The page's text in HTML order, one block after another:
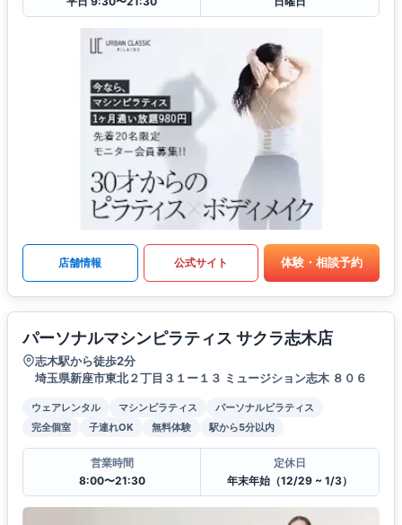
店舗情報 公式サイト 体験・相談予約
パーソナルマシンピラティス サクラ志木店
志木駅から徒歩2分
埼玉県新座市東北２丁目３１ー１３ ミュージション志木 ８０６
ウェアレンタル マシンピラティス
パーソナルピラティス
完全個室
子連れOK 無料体験 駅から5分以内
営業時間
8:00〜21:30
定休日
年末年始（12/29 ~ 1/3）